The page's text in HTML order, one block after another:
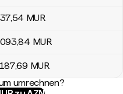
,54 MUR
,84 MUR
,69 MUR
umrechnen?